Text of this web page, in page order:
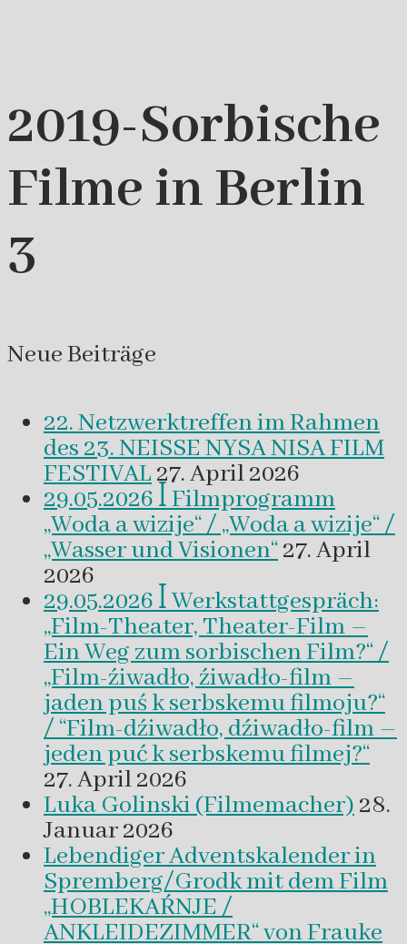
2019-Sorbische
Filme in Berlin
3
Neue Beiträge
22. Netzwerktreffen im Rahmen
des 23. NEISSE NYSA NISA FILM
FESTIVAL27. April 2026
29.05.2026 ꟾ Filmprogramm
„Woda a wizije“ / „Woda a wizije“ /
„Wasser und Visionen“27. April
2026
29.05.2026 ꟾ Werkstattgespräch:
„Film-Theater, Theater-Film –
Ein Weg zum sorbischen Film?“ /
„Film-źiwadło, źiwadło-film –
jaden puś k serbskemu filmoju?“
/ “Film-dźiwadło, dźiwadło-film –
jeden puć k serbskemu filmej?“
27. April 2026
Luka Golinski (Filmemacher)28.
Januar 2026
Lebendiger Adventskalender in
Spremberg/Grodk mit dem Film
„HOBLEKAŔNJE /
ANKLEIDEZIMMER“ von Frauke